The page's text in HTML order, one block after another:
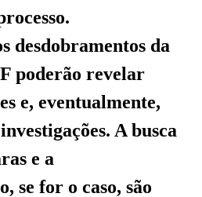
desdobramentos da
poderão revelar
e, eventualmente,
A busca
e a
se for o caso, são